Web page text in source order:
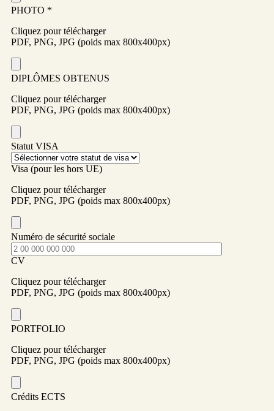
PHOTO *
Cliquez pour télécharger
PDF, PNG, JPG (poids max 800x400px)
DIPLÔMES OBTENUS
Cliquez pour télécharger
PDF, PNG, JPG (poids max 800x400px)
Statut VISA
Visa (pour les hors UE)
Cliquez pour télécharger
PDF, PNG, JPG (poids max 800x400px)
Numéro de sécurité sociale
CV
Cliquez pour télécharger
PDF, PNG, JPG (poids max 800x400px)
PORTFOLIO
Cliquez pour télécharger
PDF, PNG, JPG (poids max 800x400px)
Crédits ECTS